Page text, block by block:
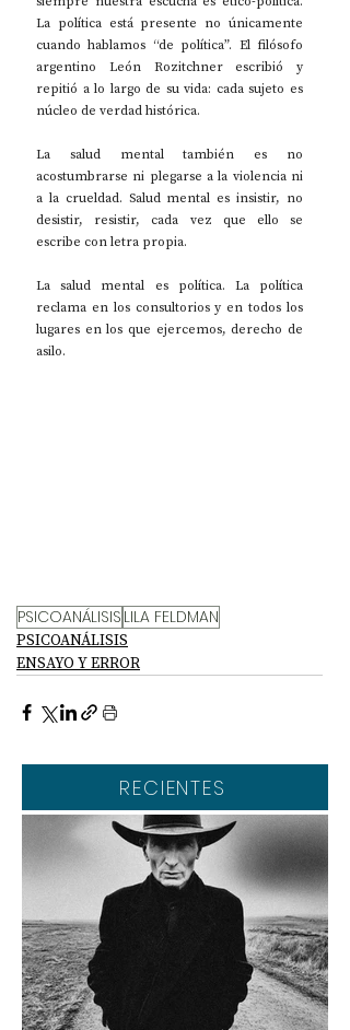
La política está presente no únicamente
cuando hablamos “de política”. El filósofo
argentino León Rozitchner escribió y
repitió a lo largo de su vida: cada sujeto es
núcleo de verdad histórica.
La salud mental también es no
acostumbrarse ni plegarse a la violencia ni
a la crueldad. Salud mental es insistir, no
desistir, resistir, cada vez que ello se
escribe con letra propia.
La salud mental es política. La política
reclama en los consultorios y en todos los
lugares en los que ejercemos, derecho de
asilo.
PSICOANÁLISIS LILA FELDMAN
PSICOANÁLISIS
ENSAYO Y ERROR
RECIENTES